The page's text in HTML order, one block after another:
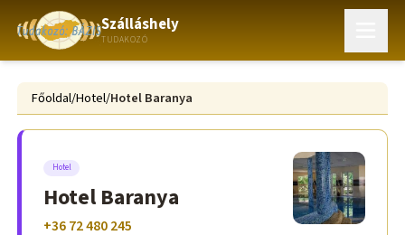
Szálláshely
TUDAKOZÓ
Főoldal/Hotel/Hotel Baranya
Hotel
Hotel Baranya
+36 72 480 245